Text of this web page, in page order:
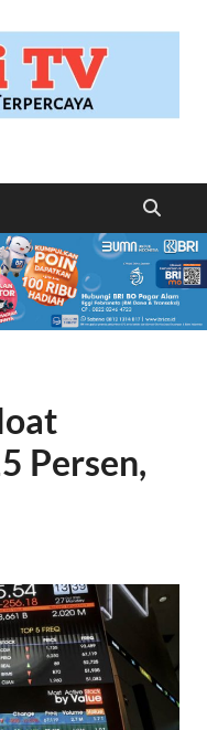
Persen,